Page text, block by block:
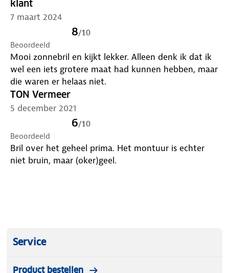
klant
7 maart 2024
8/10
Beoordeeld
Mooi zonnebril en kijkt lekker. Alleen denk ik dat ik
wel een iets grotere maat had kunnen hebben, maar
die waren er helaas niet.
TON Vermeer
5 december 2021
6/10
Beoordeeld
Bril over het geheel prima. Het montuur is echter
niet bruin, maar (oker)geel.
Service
Product bestellen